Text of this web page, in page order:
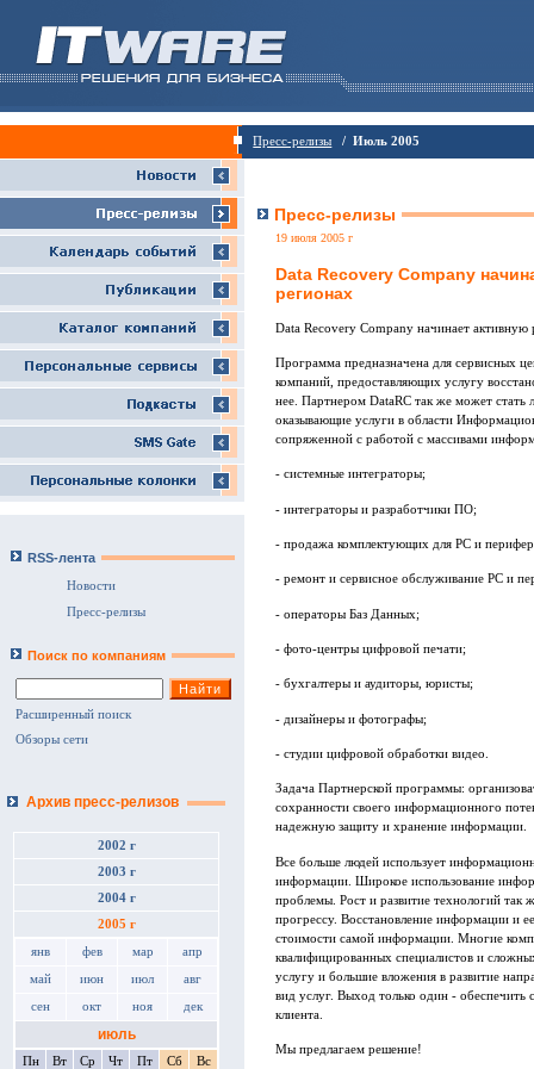
Пресс-релизы / Июль 2005
RSS-лента
Новости
Пресс-релизы
Поиск по компаниям
Расширенный поиск
Обзоры сети
Архив пресс-релизов
2002 г
2003 г
2004 г
2005 г
янв фев мар апр
май июн июл авг
сен окт ноя дек
июль
Пн Вт Ср Чт Пт Сб
Вс
Пресс-релизы
19 июля 2005 г
Data Recovery Company
регионах
Data Recovery Company начинает
Программа предназначена для сервисных
компаний, предоставляющих услугу
нее. Партнером DataRC так же может
оказывающие услуги в области
сопряженной с работой с массивами
- системные интеграторы;
- интеграторы и разработчики ПО;
- продажа комплектующих для PC и
- ремонт и сервисное обслуживание PC и
- операторы Баз Данных;
- фото-центры цифровой печати;
- бухгалтеры и аудиторы, юристы;
- дизайнеры и фотографы;
- студии цифровой обработки видео.
Задача Партнерской программы:
сохранности своего информационного
надежную защиту и хранение информации.
Все больше людей использует
информации. Широкое использование
проблемы. Рост и развитие технологий так
прогрессу. Восстановление информации и
стоимости самой информации. Многие
квалифицированных специалистов и
услугу и большие вложения в развитие
вид услуг. Выход только один -
клиента.
Мы предлагаем решение!